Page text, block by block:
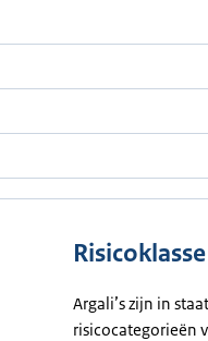
Argali’s zijn in
risicocategorieën